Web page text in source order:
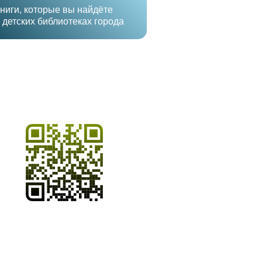
которые вы найдёте
детских библиотеках города